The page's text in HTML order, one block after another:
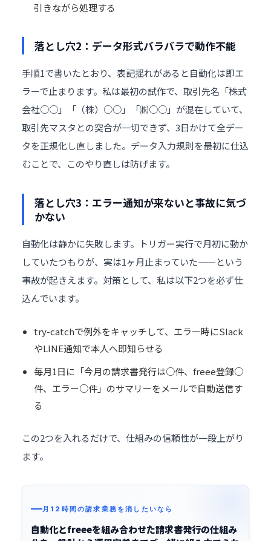
引きながら処理する
落とし穴2：データ形式バラバラで動作不能
手順1で書いたとおり、表記揺れがあると自動化は即エ
ラーで止まります。私は最初の試作で、取引先名「株式
会社○○」「（株）○○」「㈱○○」が混在していて、
取引先マスタとの突合が一切できず、3日かけて全デー
タを正規化し直しました。データ入力規則を最初に仕込
むことで、このやり直しは防げます。
落とし穴3：エラー通知が来ないと事故に気づ
かない
自動化は静かに失敗します。トリガー実行で月初に動か
していたつもりが、実は1ヶ月止まっていた——という
事故が起きえます。対策として、私は以下2つを必ず仕
込んでいます。
try-catchで例外をキャッチして、エラー時にSlack
やLINE通知で本人へ即知らせる
毎月1日に「今月の請求書発行は○件、freee登録○
件、エラー○件」のサマリーをメールで自動送信す
る
この2つを入れるだけで、仕組みの信頼性が一段上がり
ます。
月12時間の請求業務を消したいなら
自動化とfreeeを組み合わせた請求書発行の仕組み